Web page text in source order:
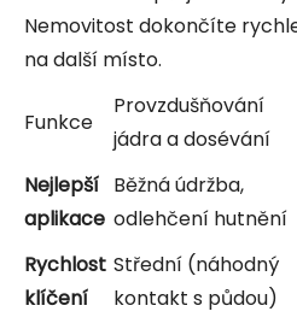
Nemovitost dokončíte
na další místo.
Funkce
Provzdušňování
jádra a dosévání
Nejlepší
aplikace
Běžná údržba,
odlehčení hutnění
Rychlost
klíčení
Střední (náhodný
kontakt s půdou)